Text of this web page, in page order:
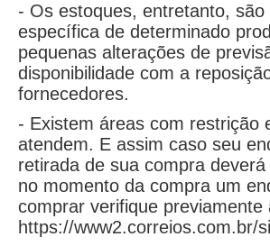
- Os estoques, entretanto,
específica de determinado
pequenas alterações de
disponibilidade com a
fornecedores.
- Existem áreas com restrição
atendem. E assim caso seu
retirada de sua compra
no momento da compra um
comprar verifique
https://www2.correios.com.br/